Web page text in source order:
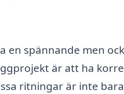
spännande men
är att ha
ritningar är inte